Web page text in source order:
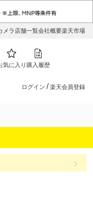
メラ店舗一覧会社概要楽天市場
気に入り 購入履歴
ログイン / 楽天会員登録